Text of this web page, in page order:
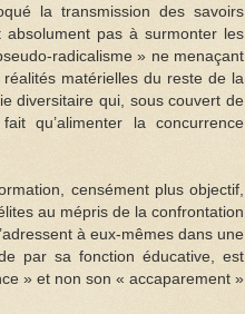
la transmission des savoirs
pas à surmonter les
radicalisme » ne menaçant
matérielles du reste de la
diversitaire qui, sous couvert de
qu’alimenter la concurrence
censément plus objectif,
au mépris de la confrontation
à eux-mêmes dans une
par sa fonction éducative, est
» et non son « accaparement »